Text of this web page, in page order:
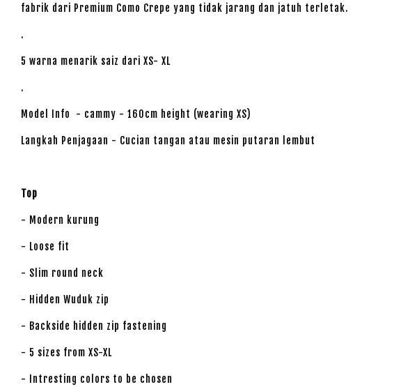
fabrik dari Premium Como Crepe yang tidak jarang dan jatuh terletak.
.
5 warna menarik saiz dari XS- XL
.
Model Info - cammy - 160cm height (wearing XS)
Langkah Penjagaan - Cucian tangan atau mesin putaran lembut
Top
- Modern kurung
- Loose fit
- Slim round neck
- Hidden Wuduk zip
- Backside hidden zip fastening
- 5 sizes from XS-XL
- Intresting colors to be chosen